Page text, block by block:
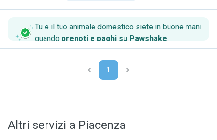
Tu e il tuo animale domestico siete in buone mani
quando prenoti e paghi su Pawshake.
1
Altri servizi a Piacenza